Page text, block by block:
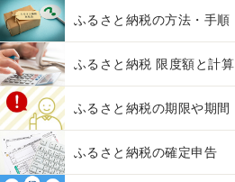
ふるさと納税の方法・手順
ふるさと納税 限度額と計算
ふるさと納税の期限や期間
ふるさと納税の確定申告